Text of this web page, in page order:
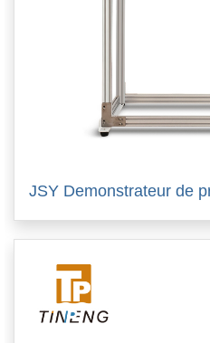
JSY Demonstrateur de